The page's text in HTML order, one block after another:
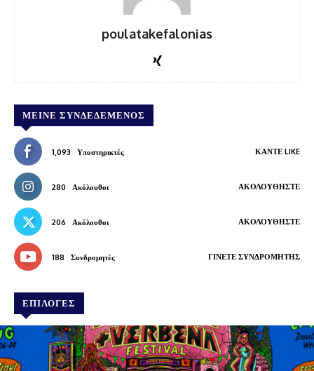
poulatakefalonias
ΜΕΊΝΕ ΣΥΝΔΕΔΕΜΈΝΟΣ
1,093 Υποστηρικτές ΚΆΝΤΕ LIKE
280 Ακόλουθοι ΑΚΟΛΟΥΘΉΣΤΕ
206 Ακόλουθοι ΑΚΟΛΟΥΘΉΣΤΕ
188 Συνδρομητές ΓΊΝΕΤΕ ΣΥΝΔΡΟΜΗΤΉΣ
ΕΠΙΛΟΓΕΣ